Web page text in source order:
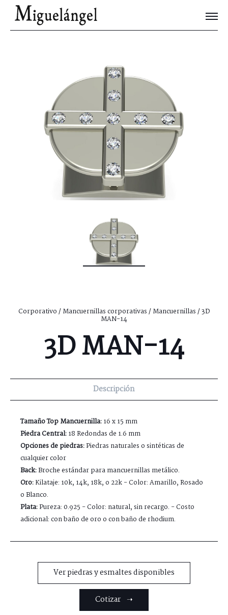
Joyas Únicas
Blog
Contacto
Corporativo/Mancuernillas corporativas/Mancuernillas/ 3D
MAN-14
3D MAN-14
Descripción
Tamaño Top Mancuernilla:16 x 15 mm
Piedra Central:18 Redondas de 1.6 mm
Opciones de piedras:Piedras naturales o sintéticas de
cualquier color
Back:Broche estándar para mancuernillas metálico.
Oro:Kilataje: 10k, 14k, 18k, o 22k - Color: Amarillo, Rosado
o Blanco.
Plata:Pureza: 0.925 - Color: natural, sin recargo. - Costo
adicional: con baño de oro o con baño de rhodium.
Ver piedras y esmaltes disponibles
Cotizar ➝